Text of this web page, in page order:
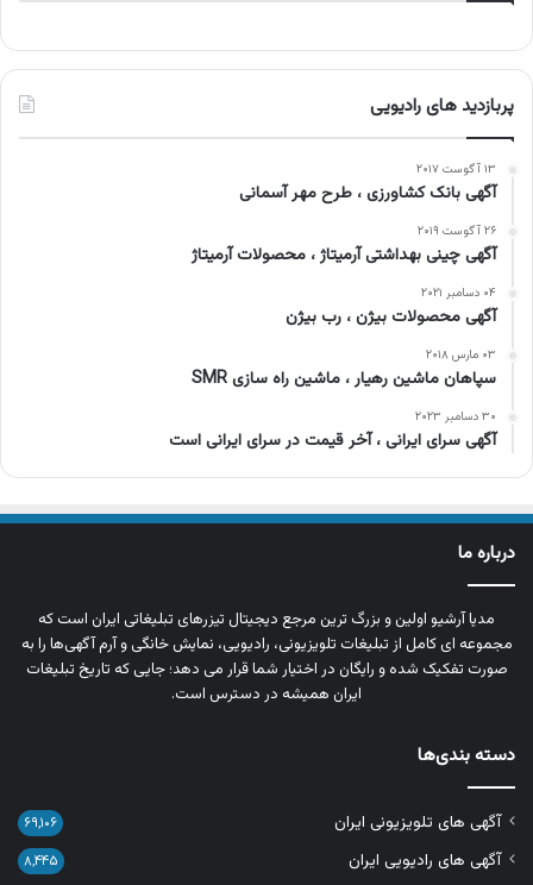
پربازدید های رادیویی
۱۳ آگوست ۲۰۱۷
آگهی بانک کشاورزی ، طرح مهر آسمانی
۲۶ آگوست ۲۰۱۹
آگهی چینی بهداشتی آرمیتاژ ، محصولات آرمیتاژ
۰۴ دسامبر ۲۰۲۱
آگهی محصولات بیژن ، رب بیژن
۰۳ مارس ۲۰۱۸
سپاهان ماشین رهیار ، ماشین راه سازی SMR
۳۰ دسامبر ۲۰۲۳
آگهی سرای ایرانی ، آخر قیمت در سرای ایرانی است
درباره ما
مدیا آرشیو اولین و بزرگ‌ ترین مرجع دیجیتال تیزرهای تبلیغاتی ایران است که
مجموعه‌ ای کامل از تبلیغات تلویزیونی، رادیویی، نمایش خانگی و آرم‌ آگهی‌ها را به‌
صورت تفکیک‌ شده و رایگان در اختیار شما قرار می‌ دهد؛ جایی که تاریخ تبلیغات
ایران همیشه در دسترس است.
دسته بندی‌ها
آگهی های تلویزیونی ایران ۶۹,۱۰۶
آگهی های رادیویی ایران ۸,۴۴۵